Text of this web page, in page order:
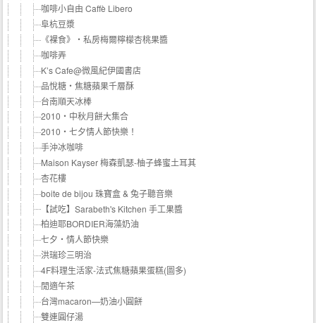
咖啡小自由 Caffè Libero
阜杭豆漿
《裸食》‧私房梅爾檸檬杏桃果醬
咖啡弄
K’s Cafe@微風紀伊國書店
品悅糖‧焦糖蘋果千層酥
台南順天冰棒
2010‧中秋月餅大集合
2010‧七夕情人節快樂！
手沖冰咖啡
Maison Kayser 梅森凱瑟-柚子蜂蜜土耳其
杏花樓
boite de bijou 珠寶盒 & 兔子聽音樂
【試吃】Sarabeth's Kitchen 手工果醬
柏迪耶BORDIER海藻奶油
七夕‧情人節快樂
洪瑞珍三明治
4F料理生活家-法式焦糖蘋果蛋糕(圖多)
閒適午茶
台灣macaron—奶油小圓餅
雙連圓仔湯